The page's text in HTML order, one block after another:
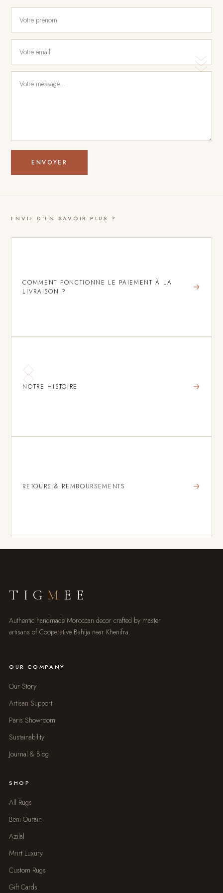
ENVOYER
ENVIE D'EN SAVOIR PLUS ?
COMMENT FONCTIONNE LE PAIEMENT À LA
LIVRAISON ?
→
NOTRE HISTOIRE →
RETOURS & REMBOURSEMENTS →
TIG M EE
Authentic handmade Moroccan decor crafted by master
artisans of Cooperative Bahija near Khenifra.
OUR COMPANY
Our Story
Artisan Support
Paris Showroom
Sustainability
Journal & Blog
SHOP
All Rugs
Beni Ourain
Azilal
Mrirt Luxury
Custom Rugs
Gift Cards